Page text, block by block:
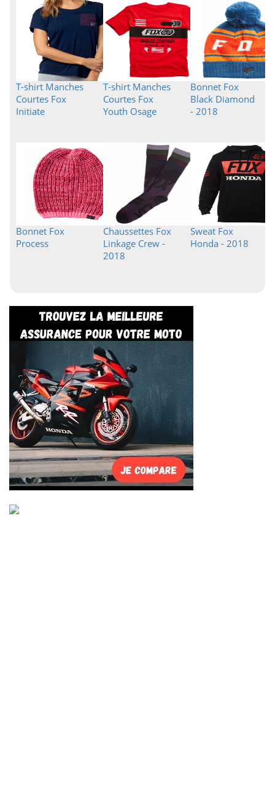
T-shirt Manches
Courtes Fox
Initiate
T-shirt Manches
Courtes Fox
Youth Osage
Bonnet Fox
Black Diamond
- 2018
Bonnet Fox
Process
Chaussettes Fox
Linkage Crew -
2018
Sweat Fox
Honda - 2018